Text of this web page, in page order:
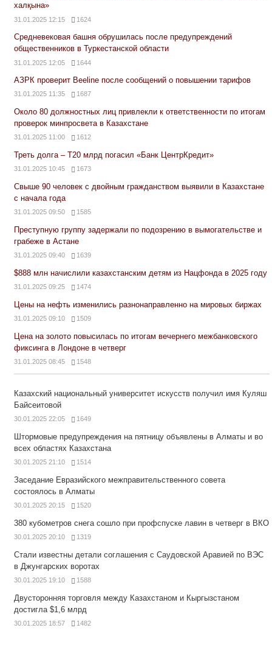
халқына»
31.01.2025 12:15 1624
Средневековая башня обрушилась после предупреждений
общественников в Туркестанской области
31.01.2025 12:05 1644
АЗРК проверит Beeline после сообщений о повышении тарифов
31.01.2025 11:35 1687
Около 80 должностных лиц привлекли к ответственности по итогам
проверок минпросвета в Казахстане
31.01.2025 11:00 1612
Треть долга – Т20 млрд погасил «Банк ЦентрКредит»
31.01.2025 10:45 1673
Свыше 90 человек с двойным гражданством выявили в Казахстане
с начала года
31.01.2025 09:50 1585
Преступную группу задержали по подозрению в вымогательстве и
грабеже в Астане
31.01.2025 09:40 1639
$888 млн начислили казахстанским детям из Нацфонда в 2025 году
31.01.2025 09:25 1474
Цены на нефть изменились разнонаправленно на мировых биржах
31.01.2025 09:10 1509
Цена на золото повысилась по итогам вечернего межбанковского
фиксинга в Лондоне в четверг
31.01.2025 08:45 1548
Казахский национальный университет искусств получил имя Куляш
Байсеитовой
30.01.2025 22:05 1649
Штормовые предупреждения на пятницу объявлены в Алматы и во
всех областях Казахстана
30.01.2025 21:10 1514
Заседание Евразийского межправительственного совета
состоялось в Алматы
30.01.2025 20:15 1520
380 кубометров снега сошло при профспуске лавин в четверг в ВКО
30.01.2025 20:10 1319
Стали известны детали соглашения с Саудовской Аравией по ВЭС
в Джунгарских воротах
30.01.2025 19:10 1588
Двусторонняя торговля между Казахстаном и Кыргызстаном
достигла $1,6 млрд
30.01.2025 18:57 1482